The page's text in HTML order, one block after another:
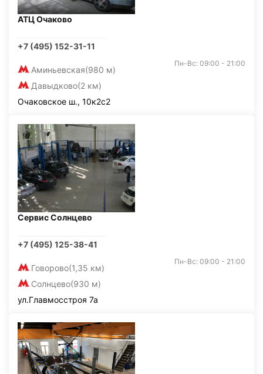
АТЦ Очаково
+7 (495) 152-31-11
Аминьевская(980 м)
Давыдково(2 км)
Пн-Вс: 09:00 - 21:00
Очаковское ш., 10к2с2
Сервис Солнцево
+7 (495) 125-38-41
Говорово(1,35 км)
Солнцево(930 м)
Пн-Вс: 09:00 - 21:00
ул.Главмосстроя 7а